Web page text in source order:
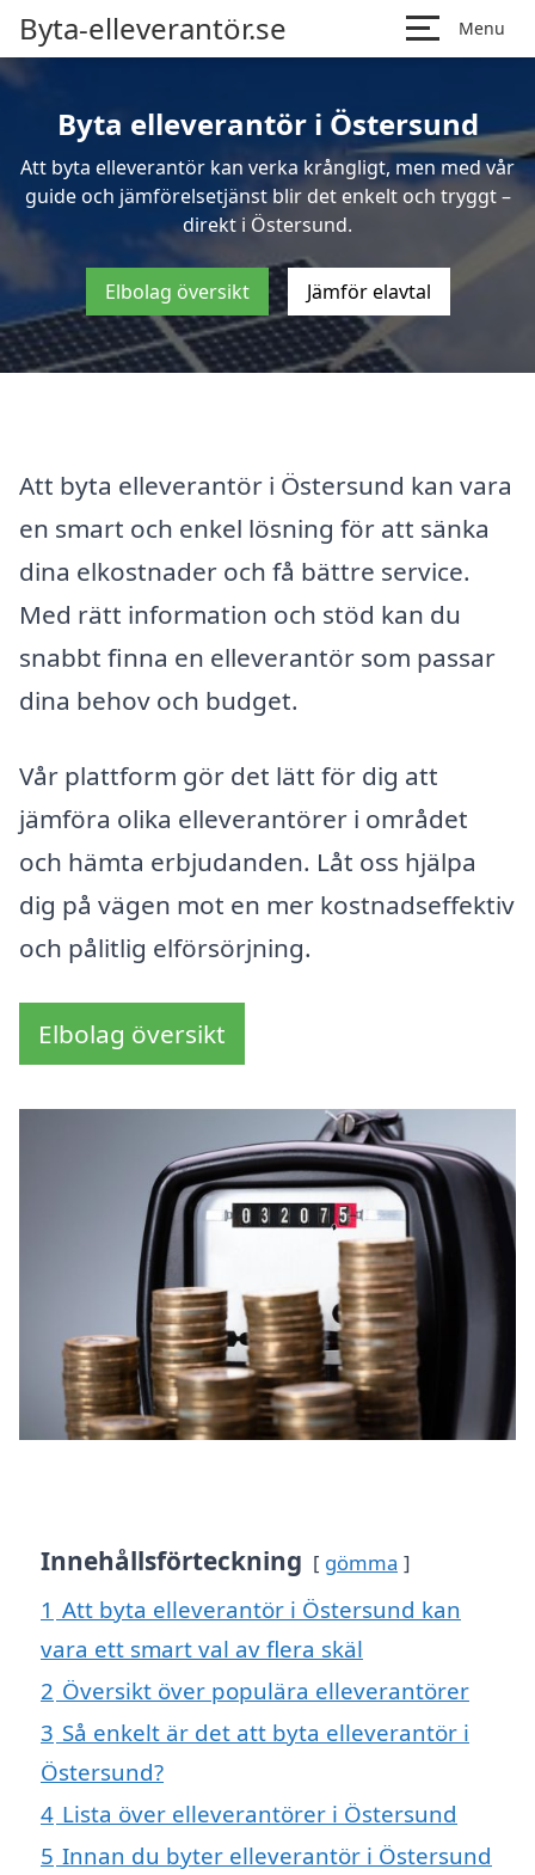
Byta-elleverantör.se Menu
Byta elleverantör i Östersund
Att byta elleverantör kan verka krångligt, men med vår
guide och jämförelsetjänst blir det enkelt och tryggt –
direkt i Östersund.
Elbolag översikt Jämför elavtal
Att byta elleverantör i Östersund kan vara
en smart och enkel lösning för att sänka
dina elkostnader och få bättre service.
Med rätt information och stöd kan du
snabbt finna en elleverantör som passar
dina behov och budget.
Vår plattform gör det lätt för dig att
jämföra olika elleverantörer i området
och hämta erbjudanden. Låt oss hjälpa
dig på vägen mot en mer kostnadseffektiv
och pålitlig elförsörjning.
Elbolag översikt
Innehållsförteckning gömma
1 Att byta elleverantör i Östersund kan
vara ett smart val av flera skäl
2 Översikt över populära elleverantörer
3 Så enkelt är det att byta elleverantör i
Östersund?
4 Lista över elleverantörer i Östersund
5 Innan du byter elleverantör i Östersund